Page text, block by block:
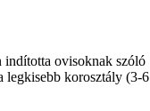
indította ovisoknak szóló
legkisebb korosztály (3-6